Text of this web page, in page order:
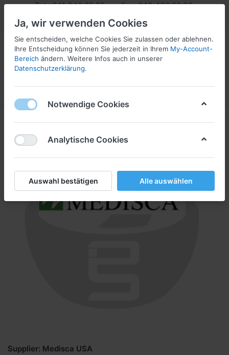
Tel.: 041 340 05 55 Fax: 043 430 20 33
info@pharmaserv.com
Supplier: Medisca USA
Ja, wir verwenden Cookies
Sie entscheiden, welche Cookies Sie zulassen oder ablehnen.
Ihre Entscheidung können Sie jederzeit in Ihrem My-Account-
Bereich ändern. Weitere Infos auch in unserer
Datenschutzerklärung.
Notwendige Cookies
Analytische Cookies
Auswahl bestätigen Alle auswählen